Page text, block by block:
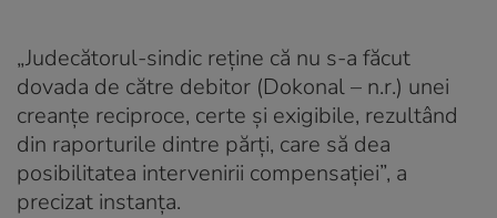
„Judecătorul-sindic reţine că nu s-a făcut
dovada de către debitor (Dokonal – n.r.) unei
creanţe reciproce, certe şi exigibile, rezultând
din raporturile dintre părţi, care să dea
posibilitatea intervenirii compensaţiei”, a
precizat instanța.